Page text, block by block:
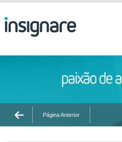
Página Anterior